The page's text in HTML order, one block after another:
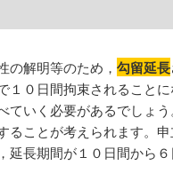
の解明等のため， 勾留延長
１０日間拘束されることに
ていく必要があるでしょ
ることが考えられます。
長期間が１０日間から